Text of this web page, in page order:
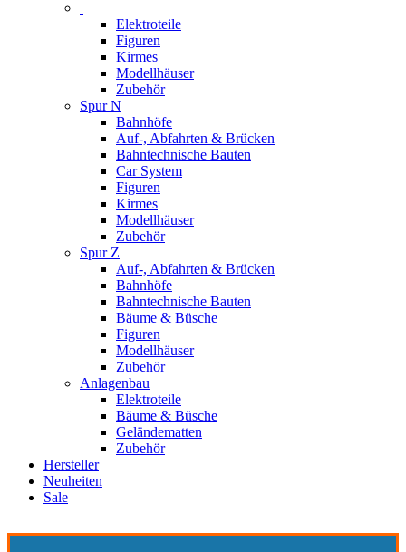
Elektroteile
Figuren
Kirmes
Modellhäuser
Zubehör
Spur N
Bahnhöfe
Auf-, Abfahrten & Brücken
Bahntechnische Bauten
Car System
Figuren
Kirmes
Modellhäuser
Zubehör
Spur Z
Auf-, Abfahrten & Brücken
Bahnhöfe
Bahntechnische Bauten
Bäume & Büsche
Figuren
Modellhäuser
Zubehör
Anlagenbau
Elektroteile
Bäume & Büsche
Geländematten
Zubehör
Hersteller
Neuheiten
Sale